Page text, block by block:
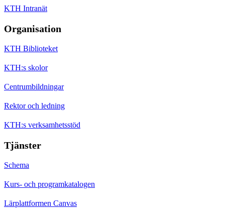
KTH Intranät
Organisation
KTH Biblioteket
KTH:s skolor
Centrumbildningar
Rektor och ledning
KTH:s verksamhetsstöd
Tjänster
Schema
Kurs- och programkatalogen
Lärplattformen Canvas